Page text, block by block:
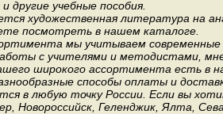
другие учебные пособия.
художественная литература на
посмотреть в нашем каталоге.
мы учитываем
с учителями и методистами,
широкого ассортимента есть в
способы оплаты и
в любую точку России. Если вы
Новороссийск, Геленджик, Ялта,